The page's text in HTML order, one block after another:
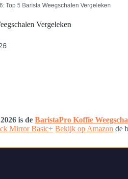
Top 5 Barista Weegschalen Vergeleken
Vergeleken
is de BaristaPro Koffie
Mirror Basic+ Bekijk op Amazon de